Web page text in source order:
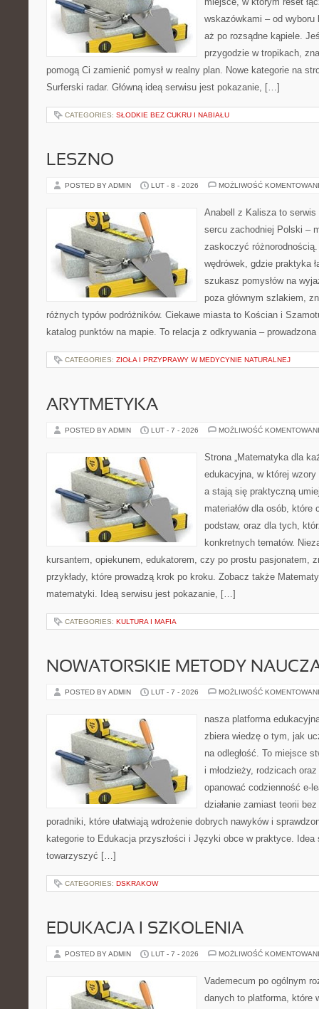
wskazówkami – od wyboru
aż po rozsądne kąpiele.
przygodzie w tropikach,
pomogą Ci zamienić pomysł w realny plan. Nowe kategorie na
Surferski radar. Główną ideą serwisu jest pokazanie, […]
CATEGORIES: SŁODKIE BEZ CUKRU I NABIAŁU
LESZNO
POSTED BY ADMIN LUT - 8 - 2026 MOŻLIWOŚĆ
Anabell z Kalisza to
sercu zachodniej Polski –
zaskoczyć
wędrówek, gdzie praktyka
szukasz pomysłów na
poza głównym szlakiem,
różnych typów podróżników. Ciekawe miasta to Kościan i
katalog punktów na mapie. To relacja z odkrywania –
CATEGORIES: ZIOŁA I PRZYPRAWY W MEDYCYNIE NATURALNEJ
ARYTMETYKA
POSTED BY ADMIN LUT - 7 - 2026 MOŻLIWOŚĆ
Strona „Matematyka dla
edukacyjna, w której
a stają się praktyczną
materiałów dla osób,
podstaw, oraz dla tych,
konkretnych tematów.
kursantem, opiekunem, edukatorem, czy po prostu pasjonatem,
przykłady, które prowadzą krok po kroku. Zobacz także
matematyki. Ideą serwisu jest pokazanie, […]
CATEGORIES: KULTURA I MAFIA
NOWATORSKIE METODY
POSTED BY ADMIN LUT - 7 - 2026 MOŻLIWOŚĆ
nasza platforma
zbiera wiedzę o tym, jak
na odległość. To miejsce
i młodzieży, rodzicach
opanować codzienność e-
działanie zamiast teorii
poradniki, które ułatwiają wdrożenie dobrych nawyków i
kategorie to Edukacja przyszłości i Języki obce w praktyce.
towarzyszyć […]
CATEGORIES: DSKRAKOW
EDUKACJA I SZKOLENIA
POSTED BY ADMIN LUT - 7 - 2026 MOŻLIWOŚĆ
Vademecum po ogólnym
danych to platforma, które